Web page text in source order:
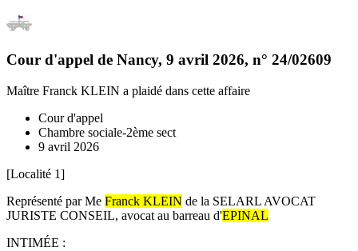
Cour d'appel de Nancy, 9 avril 2026, n° 24/02609
Maître Franck KLEIN a plaidé dans cette affaire
Cour d'appel
Chambre sociale-2ème sect
9 avril 2026
[Localité 1]
Représenté par Me Franck KLEIN de la SELARL AVOCAT
JURISTE CONSEIL, avocat au barreau d'EPINAL
INTIMÉE :